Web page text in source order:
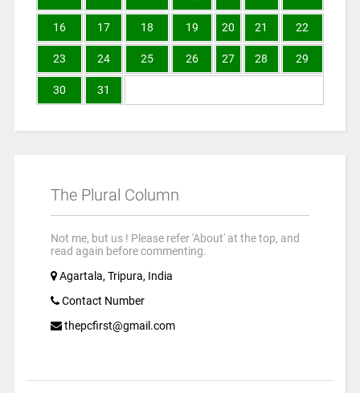
16 17 18 19 20 21 22
23 24 25 26 27 28 29
30 31
The Plural Column
Not me, but us ! Please refer 'About' at the top, and
read again before commenting.
Agartala, Tripura, India
Contact Number
thepcfirst@gmail.com